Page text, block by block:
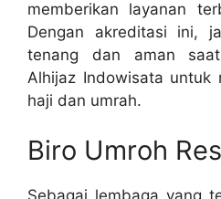
memberikan layanan
Dengan akreditasi ini,
tenang dan aman
Alhijaz Indowisata untuk
haji dan umrah.
Biro Umroh
Sebagai lembaga yang